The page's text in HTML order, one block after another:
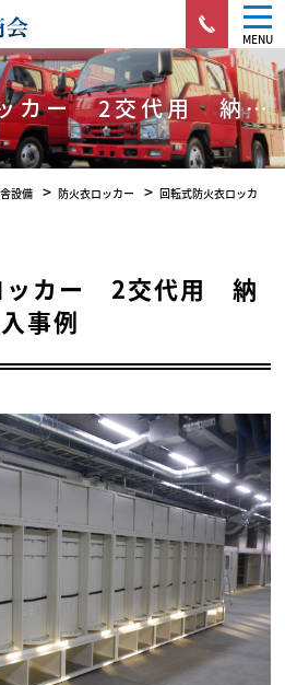
MENU
回転式防火衣ロッカー 2交代用 納入事例
設備 > 防火衣ロッカー > 回転式防火衣ロッカ
ッカー 2交代用 納
入事例